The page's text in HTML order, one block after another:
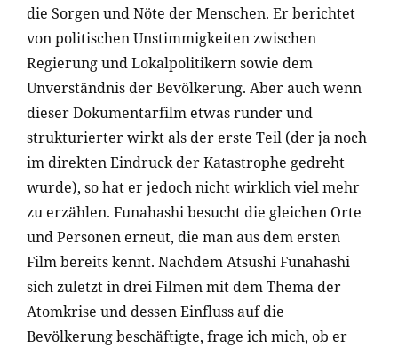
die Sorgen und Nöte der Menschen. Er berichtet
von politischen Unstimmigkeiten zwischen
Regierung und Lokalpolitikern sowie dem
Unverständnis der Bevölkerung. Aber auch wenn
dieser Dokumentarfilm etwas runder und
strukturierter wirkt als der erste Teil (der ja noch
im direkten Eindruck der Katastrophe gedreht
wurde), so hat er jedoch nicht wirklich viel mehr
zu erzählen. Funahashi besucht die gleichen Orte
und Personen erneut, die man aus dem ersten
Film bereits kennt. Nachdem Atsushi Funahashi
sich zuletzt in drei Filmen mit dem Thema der
Atomkrise und dessen Einfluss auf die
Bevölkerung beschäftigte, frage ich mich, ob er